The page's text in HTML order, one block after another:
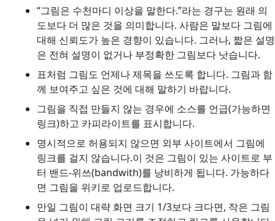
“그림은 수천마디 이상을 말한다.”라는 경구는 원래 의
도보다 더 많은 것을 의미합니다. 사람은 말보다 그림에
대해 신뢰도가 높은 경향이 있습니다. 그러나, 짧은 설명
은 전혀 설명이 없거나 부정확한 그림보다 낫습니다.
표처럼 그림도 언제나 제목을 쓰도록 합니다. 그림과 함
께 보여주고 싶은 것에 대해 말하기 바랍니다.
그림을 직접 만들지 않는 경우에 소스를 언급(가능하면
링크)하고 카피라이트를 표시합니다.
명시적으로 허용되지 않으면 외부 사이트에서 그림에
링크를 걸지 않습니다.이 것은 그림이 있는 사이트로 부
터 밴드-위쓰(bandwith)를 낭비하게 됩니다. 가능하다
면 그림을 위키로 업로드합니다.
만일 그림이 대략 화면 크기 1/3보다 크다면, 작은 그림